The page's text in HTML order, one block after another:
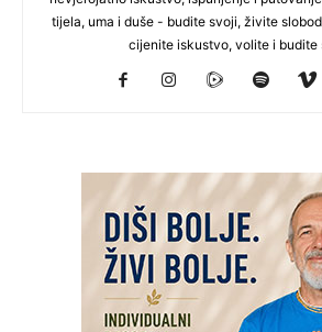
tijela, uma i duše - budite svoji, živite
cijenite iskustvo, volite i budite